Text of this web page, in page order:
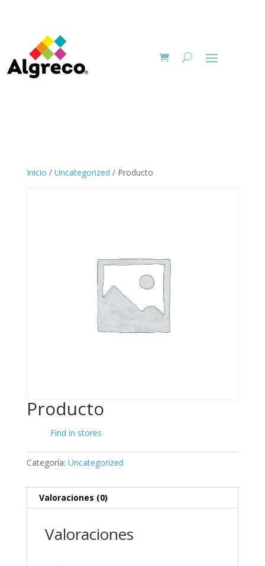
Inicio / Uncategorized / Producto
Producto
Find in stores
Categoría: Uncategorized
Valoraciones (0)
Valoraciones